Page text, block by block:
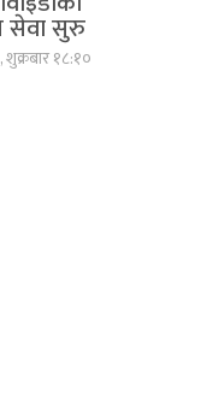
सेवा सुरु
१८:१०